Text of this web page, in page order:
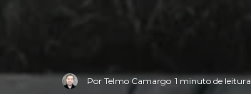
Por Telmo Camargo 1 minuto de leitura